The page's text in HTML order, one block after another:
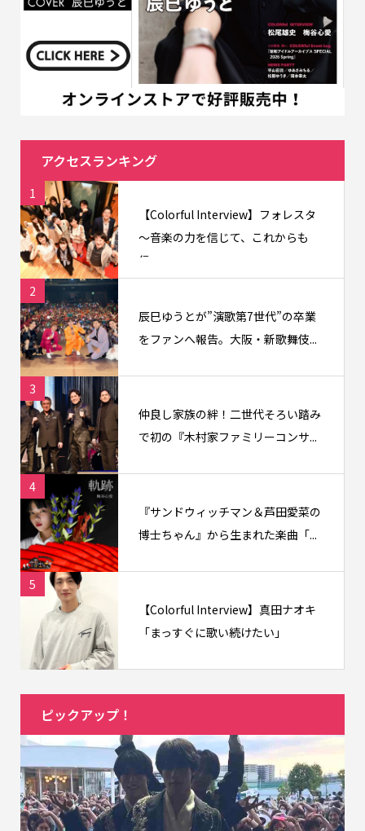
アクセスランキング
1
【Colorful Interview】フォレスタ
〜音楽の力を信じて、これからも
信...
2
辰巳ゆうとが”演歌第7世代”の卒業
をファンへ報告。大阪・新歌舞伎...
3
仲良し家族の絆！二世代そろい踏み
で初の『木村家ファミリーコンサ...
4
『サンドウィッチマン＆芦田愛菜の
博士ちゃん』から生まれた楽曲「...
5
【Colorful Interview】真田ナオキ
「まっすぐに歌い続けたい」
ピックアップ！